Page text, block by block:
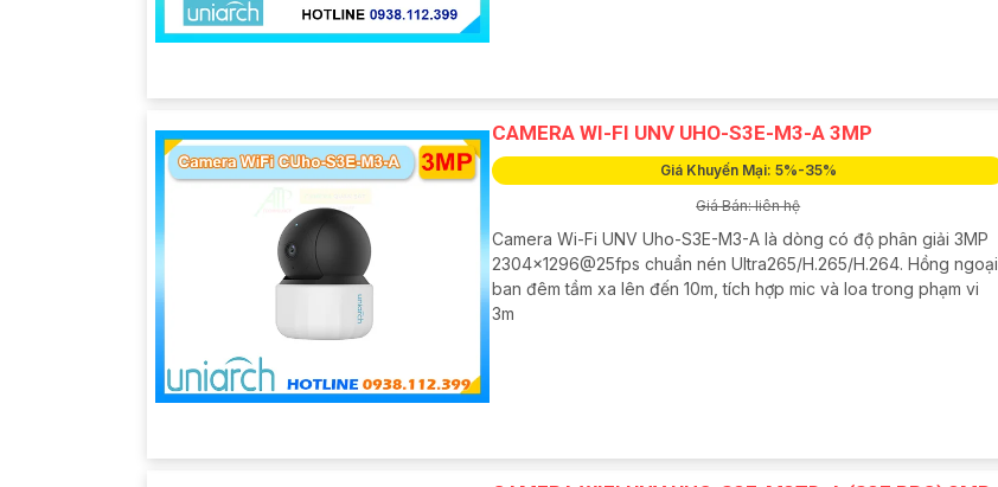
CAMERA WI-FI UNV UHO-S3E-M3-A 3MP
Giá Khuyến Mại: 5%-35%
Giá Bán: liên hệ
Camera Wi-Fi UNV Uho-S3E-M3-A là dòng có độ phân giải 3MP
2304×1296@25fps chuẩn nén Ultra265/H.265/H.264. Hồng ngoại
ban đêm tầm xa lên đến 10m, tích hợp mic và loa trong phạm vi
3m